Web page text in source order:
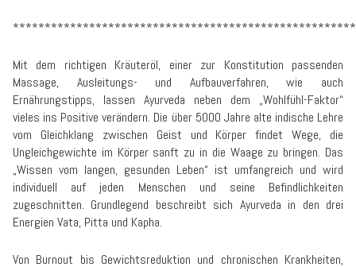
Mit dem richtigen Kräuteröl, einer zur Konstitution passenden
Massage, Ausleitungs- und Aufbauverfahren, wie auch
Ernährungstipps, lassen Ayurveda neben dem „Wohlfühl-Faktor“
vieles ins Positive verändern. Die über 5000 Jahre alte indische Lehre
vom Gleichklang zwischen Geist und Körper findet Wege, die
Ungleichgewichte im Körper sanft zu in die Waage zu bringen. Das
„Wissen vom langen, gesunden Leben“ ist umfangreich und wird
individuell auf jeden Menschen und seine Befindlichkeiten
zugeschnitten. Grundlegend beschreibt sich Ayurveda in den drei
Energien Vata, Pitta und Kapha.
Von Burnout bis Gewichtsreduktion und chronischen Krankheiten,